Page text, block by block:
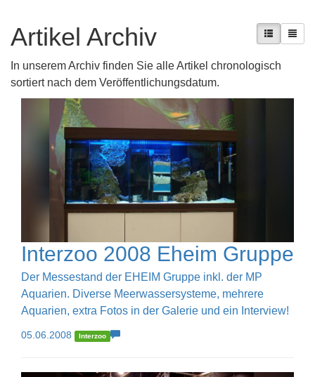
Artikel Archiv
In unserem Archiv finden Sie alle Artikel chronologisch
sortiert nach dem Veröffentlichungsdatum.
Interzoo 2008 Eheim Gruppe
Der Messestand der EHEIM Gruppe inkl. der MP
Aquarien. Diverse Meerwassersysteme, mehrere
Aquarien, extra Fotos in der Galerie und ein Interview!
05.06.2008 Interzoo